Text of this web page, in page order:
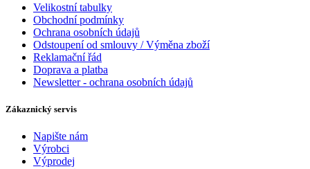
Velikostní tabulky
Obchodní podmínky
Ochrana osobních údajů
Odstoupení od smlouvy / Výměna zboží
Reklamační řád
Doprava a platba
Newsletter - ochrana osobních údajů
Zákaznický servis
Napište nám
Výrobci
Výprodej